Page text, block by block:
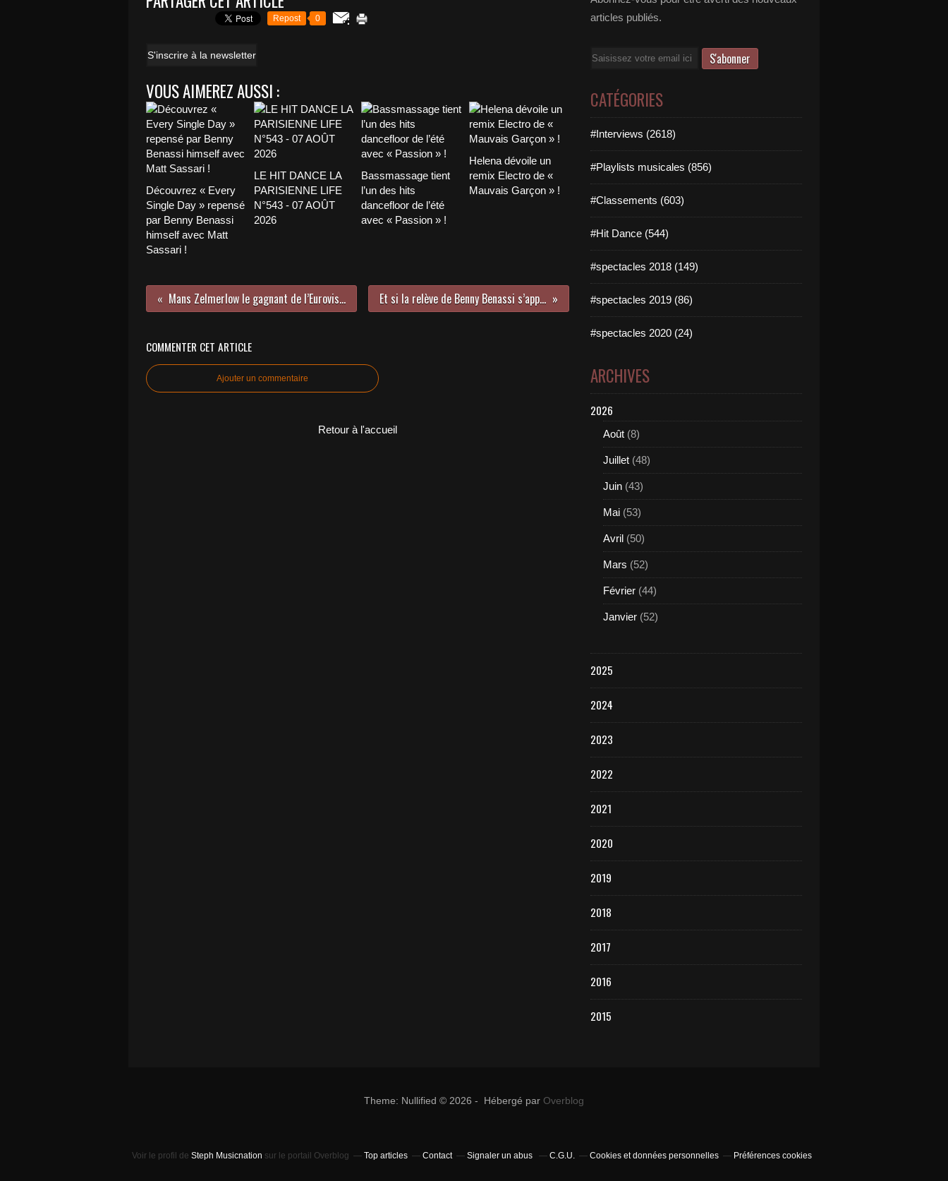
Repost 0
S'inscrire à la newsletter
VOUS AIMEREZ AUSSI :
Découvrez « Every
Single Day » repensé
par Benny Benassi
himself avec Matt
Sassari !
LE HIT DANCE LA
PARISIENNE LIFE
N°543 - 07 AOÛT
2026
Bassmassage tient
l’un des hits
dancefloor de l’été
avec « Passion » !
Helena dévoile un
remix Electro de «
Mauvais Garçon » !
Mans Zelmerlow le gagnant de l’Eurovision sort son album ! Et si la relève de Benny Benassi s’appelait Daniel Slam ?
COMMENTER CET ARTICLE
Ajouter un commentaire
Retour à l'accueil
articles publiés.
Email
CATÉGORIES
#Interviews (2618)
#Playlists musicales (856)
#Classements (603)
#Hit Dance (544)
#spectacles 2018 (149)
#spectacles 2019 (86)
#spectacles 2020 (24)
ARCHIVES
2026
Août (8)
Juillet (48)
Juin (43)
Mai (53)
Avril (50)
Mars (52)
Février (44)
Janvier (52)
2025
2024
2023
2022
2021
2020
2019
2018
2017
2016
2015
Theme: Nullified © 2026 - Hébergé par Overblog
Voir le profil de Steph Musicnation sur le portail Overblog Top articles Contact Signaler un abus C.G.U. Cookies et données personnelles Préférences cookies